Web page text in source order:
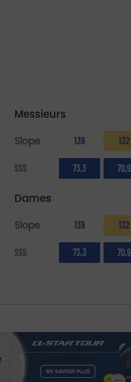
Messieurs
Slope 139 132
SSS 73,3 70,9
Dames
Slope 139 132
SSS 73,3 70,9